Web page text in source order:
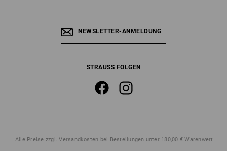
NEWSLETTER-ANMELDUNG
STRAUSS FOLGEN
Alle Preise zzgl. Versandkosten bei Bestellungen unter 180,00 € Warenwert.